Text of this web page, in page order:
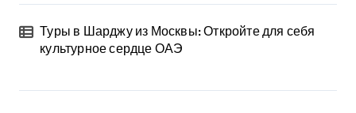
Туры в Шарджу из Москвы: Откройте для себя
культурное сердце ОАЭ